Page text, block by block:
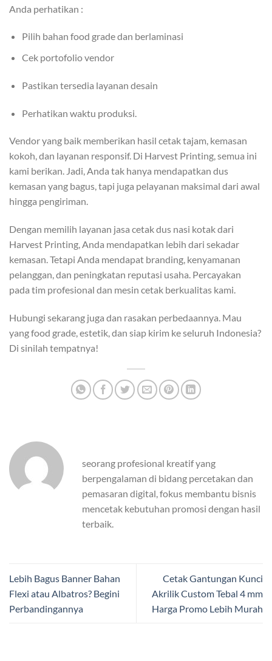
Anda perhatikan :
Pilih bahan food grade dan berlaminasi
Cek portofolio vendor
Pastikan tersedia layanan desain
Perhatikan waktu produksi.
Vendor yang baik memberikan hasil cetak tajam, kemasan
kokoh, dan layanan responsif. Di Harvest Printing, semua ini
kami berikan. Jadi, Anda tak hanya mendapatkan dus
kemasan yang bagus, tapi juga pelayanan maksimal dari awal
hingga pengiriman.
Dengan memilih layanan jasa cetak dus nasi kotak dari
Harvest Printing, Anda mendapatkan lebih dari sekadar
kemasan. Tetapi Anda mendapat branding, kenyamanan
pelanggan, dan peningkatan reputasi usaha. Percayakan
pada tim profesional dan mesin cetak berkualitas kami.
Hubungi sekarang juga dan rasakan perbedaannya. Mau
yang food grade, estetik, dan siap kirim ke seluruh Indonesia?
Di sinilah tempatnya!
seorang profesional kreatif yang
berpengalaman di bidang percetakan dan
pemasaran digital, fokus membantu bisnis
mencetak kebutuhan promosi dengan hasil
terbaik.
Lebih Bagus Banner Bahan
Flexi atau Albatros? Begini
Perbandingannya
Cetak Gantungan Kunci
Akrilik Custom Tebal 4 mm
Harga Promo Lebih Murah